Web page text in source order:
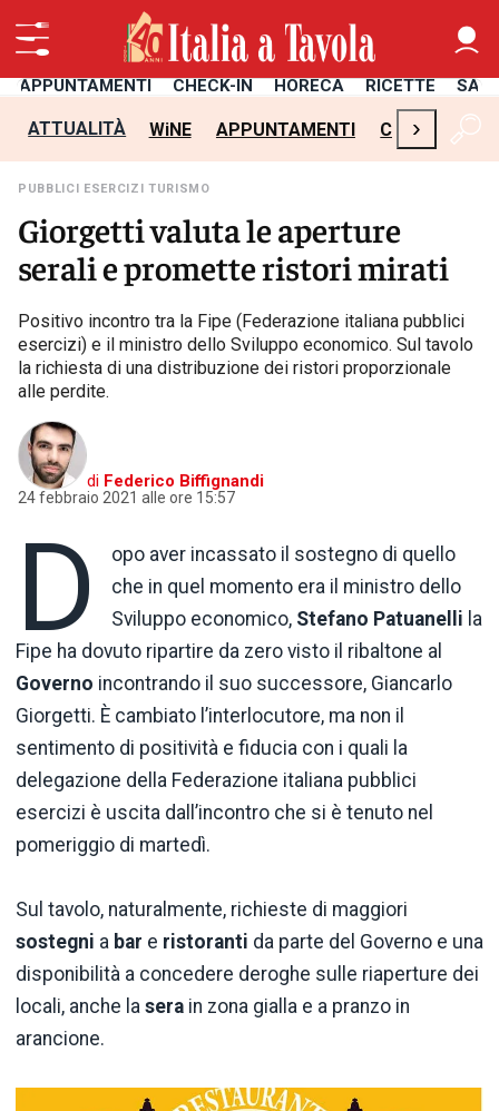
APPUNTAMENTI CHECK-IN HORECA RICETTE
ATTUALITÀ WiNE APPUNTAMENTI CHECK-IN
›
PUBBLICI ESERCIZI TURISMO
Giorgetti valuta le aperture
serali e promette ristori mirati
Positivo incontro tra la Fipe (Federazione italiana pubblici
esercizi) e il ministro dello Sviluppo economico. Sul tavolo
la richiesta di una distribuzione dei ristori proporzionale
alle perdite.
di Federico Biffignandi
24 febbraio 2021 alle ore 15:57
D
opo aver incassato il sostegno di quello
che in quel momento era il ministro dello
Sviluppo economico, Stefano Patuanelli la
Fipe ha dovuto ripartire da zero visto il ribaltone al
Governo incontrando il suo successore, Giancarlo
Giorgetti. È cambiato l’interlocutore, ma non il
sentimento di positività e fiducia con i quali la
delegazione della Federazione italiana pubblici
esercizi è uscita dall’incontro che si è tenuto nel
pomeriggio di martedì.
Sul tavolo, naturalmente, richieste di maggiori
sostegni a bar e ristoranti da parte del Governo e una
disponibilità a concedere deroghe sulle riaperture dei
locali, anche la sera in zona gialla e a pranzo in
arancione.